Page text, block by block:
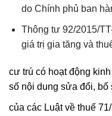
do Chính phủ ban
Thông tư 92/2015/
giá trị gia tăng và
cư trú có hoạt động
số nội dung sửa đổi, bổ
của các Luật về thuế